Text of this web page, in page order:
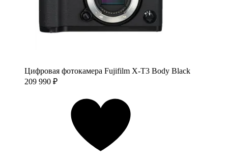
Цифровая фотокамера Fujifilm X-T3 Body Black
209 990 ₽